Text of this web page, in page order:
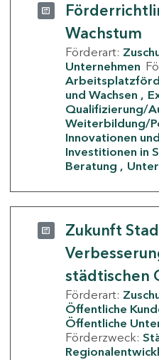
Wachstum
Förderart:
Unternehmen
und Wachsen
Qualifizierung/
Weiterbildung/
Innovationen
Investitionen in
Beratung
Zukunft
städtischen
Förderart:
Öffentliche
Öffentliche
Förderzweck: